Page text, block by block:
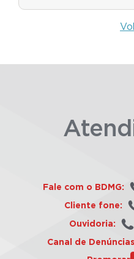
Fale com o BDMG:
Cliente fone:
Ouvidoria:
Canal de